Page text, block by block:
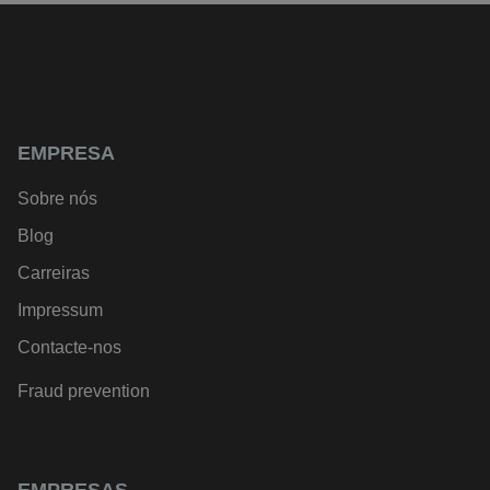
EMPRESA
Sobre nós
Blog
Carreiras
Impressum
Contacte-nos
Fraud prevention